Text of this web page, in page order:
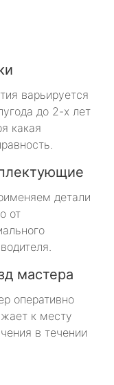
варьируется
до 2-х лет
какая
детали
от
мастера
оперативно
к месту
в течении